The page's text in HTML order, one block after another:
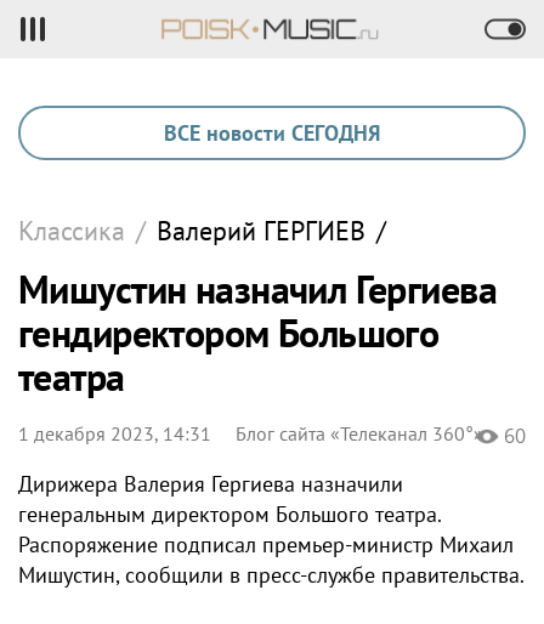
ВСЕ новости СЕГОДНЯ
Классика / Валерий ГЕРГИЕВ /
Мишустин назначил Гергиева
гендиректором Большого
театра
1 декабря 2023, 14:31 Блог сайта «Телеканал 360°» 60
Дирижера Валерия Гергиева назначили
генеральным директором Большого театра.
Распоряжение подписал премьер-министр Михаил
Мишустин, сообщили в пресс-службе правительства.